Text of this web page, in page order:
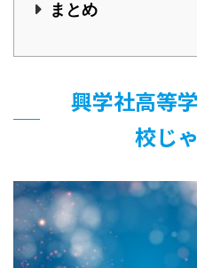
まとめ
興学社高等
校じ